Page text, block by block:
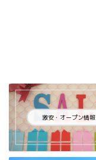
激安・オープン情報